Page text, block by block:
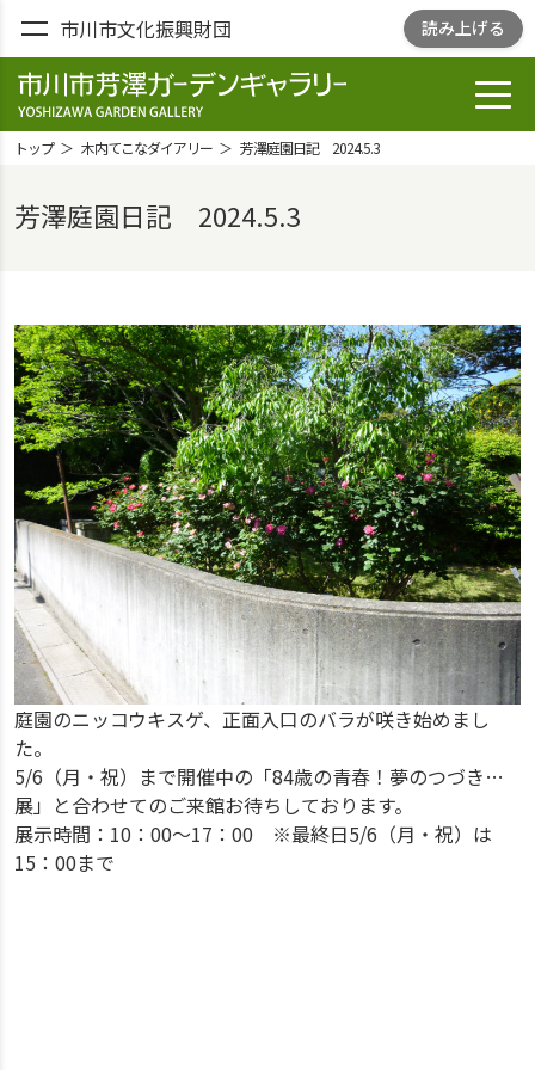
市川市文化振興財団 読み上げる
市川市芳澤ガー
デンギャラリ
トップ 木内てこなダイアリー 芳澤庭園日記 2024.5.3
芳澤庭園日記 2024.5.3
庭園のニッコウキスゲ、正面入口のバラが咲き始めまし
た。
5/6（月・祝）まで開催中の「84歳の青春！夢のつづき…
展」と合わせてのご来館お待ちしております。
展示時間：10：00～17：00 ※最終日5/6（月・祝）は
15：00まで